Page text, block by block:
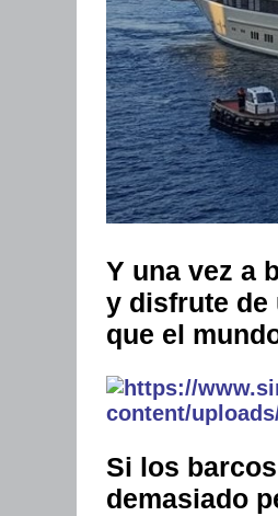
Y una vez a
y disfrute de
que el
Si los
demasiado